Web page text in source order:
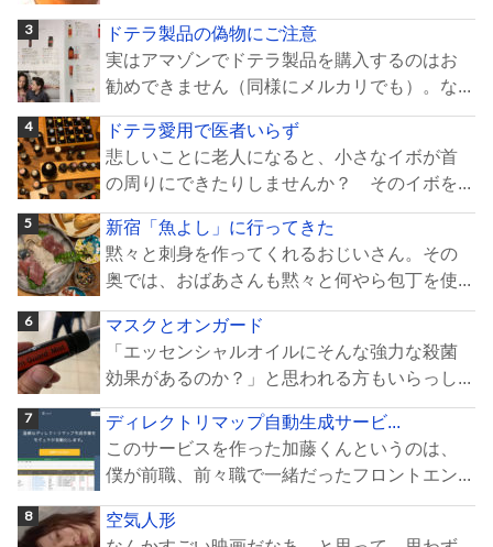
ドテラ製品の偽物にご注意
実はアマゾンでドテラ製品を購入するのはお
勧めできません（同様にメルカリでも）。な...
ドテラ愛用で医者いらず
悲しいことに老人になると、小さなイボが首
の周りにできたりしませんか？ そのイボを...
新宿「魚よし」に行ってきた
黙々と刺身を作ってくれるおじいさん。その
奥では、おばあさんも黙々と何やら包丁を使...
マスクとオンガード
「エッセンシャルオイルにそんな強力な殺菌
効果があるのか？」と思われる方もいらっし...
ディレクトリマップ自動生成サービ...
このサービスを作った加藤くんというのは、
僕が前職、前々職で一緒だったフロントエン...
空気人形